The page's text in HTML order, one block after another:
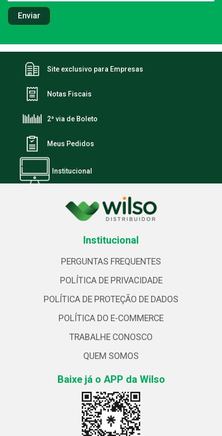
Site exclusivo para Empresas
Notas Fiscais
2ª via de Boleto
Meus Pedidos
Institucional
Institucional
PERGUNTAS FREQUENTES
POLÍTICA DE PRIVACIDADE
POLÍTICA DE PROTEÇÃO DE DADOS
POLÍTICA DO E-COMMERCE
TRABALHE CONOSCO
QUEM SOMOS
Baixe já o APP da Wilso